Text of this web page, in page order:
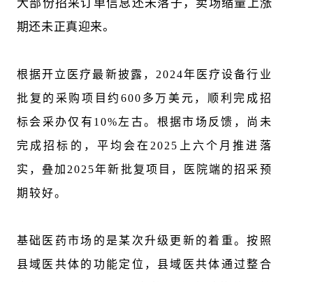
大部份招采订单信息还未落子，卖场缩量上涨
期还未正真迎来。
根据开立医疗最新披露，2024年医疗设备行业
批复的采购项目约600多万美元，顺利完成招
标会采办仅有10%左古。根据市场反馈，尚未
完成招标的，平均会在2025上六个月推进落
实，叠加2025年新批复项目，医院端的招采预
期较好。
基础医药市场的是某次升级更新的着重。按照
县域医共体的功能定位，县域医共体通过整合